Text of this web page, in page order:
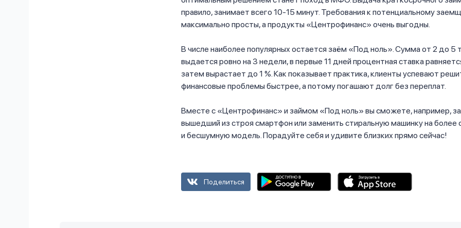
правило, занимает всего 10-15 минут. Требования к потенциальному
максимально просты, а продукты «Центрофинанс» очень выгодны.
В числе наиболее популярных остается заём «Под ноль». Сумма от 2 до 5
выдается ровно на 3 недели, в первые 11 дней процентная ставка
затем вырастает до 1 %. Как показывает практика, клиенты успевают
финансовые проблемы быстрее, а потому погашают долг без переплат.
Вместе с «Центрофинанс» и займом «Под ноль» вы сможете, например,
вышедший из строя смартфон или заменить стиральную машинку на
и бесшумную модель. Порадуйте себя и удивите близких прямо сейчас!
Поделиться